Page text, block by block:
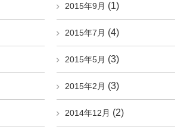
2015年9月 (1)
2015年7月 (4)
2015年5月 (3)
2015年2月 (3)
2014年12月 (2)